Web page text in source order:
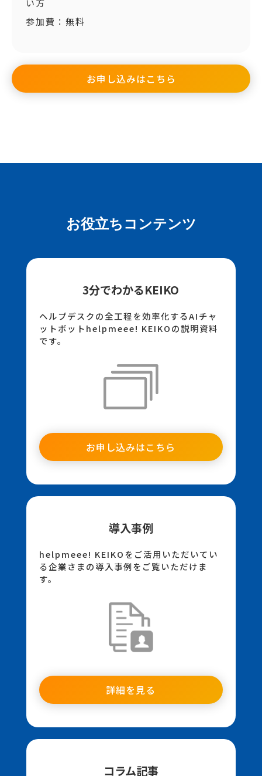
い方
参加費：無料
お申し込みはこちら
お役立ちコンテンツ
3分でわかるKEIKO
ヘルプデスクの全工程を効率化するAIチャ
ットボットhelpmeee! KEIKOの説明資料
です。
お申し込みはこちら
導入事例
helpmeee! KEIKOをご活用いただいてい
る企業さまの導入事例をご覧いただけま
す。
詳細を見る
コラム記事